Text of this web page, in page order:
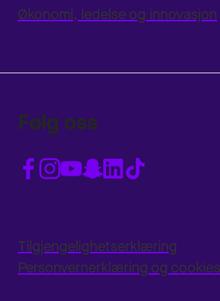
Økonomi, ledelse og innovasjon
Følg oss
Tilgjengelighetserklæring
Personvernerklæring og cookies